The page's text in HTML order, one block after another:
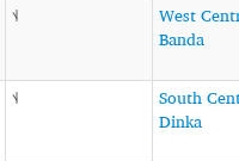
˦˨
West
Banda
˦˨
South
Dinka